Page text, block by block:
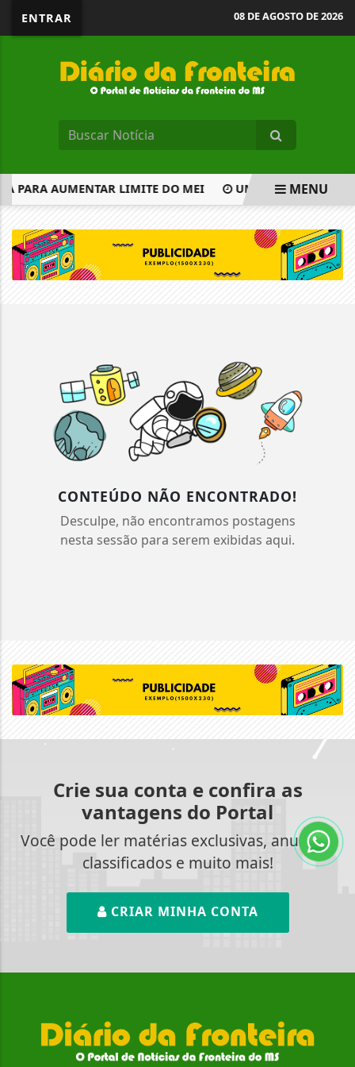
ENTRAR 08 DE AGOSTO DE 2026
PARA AUMENTAR LIMITE DO MEI UMA DÉCADA DE
MENU
CONTEÚDO NÃO ENCONTRADO!
Desculpe, não encontramos postagens
nesta sessão para serem exibidas aqui.
Crie sua conta e confira as
vantagens do Portal
Você pode ler matérias exclusivas, anunciar
classificados e muito mais!
CRIAR MINHA CONTA